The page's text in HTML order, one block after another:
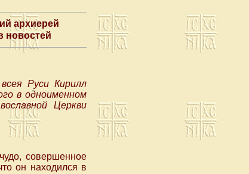
архиерей
новостей
Руси Кирилл
в одноименном
Церкви
совершенное
он находился в